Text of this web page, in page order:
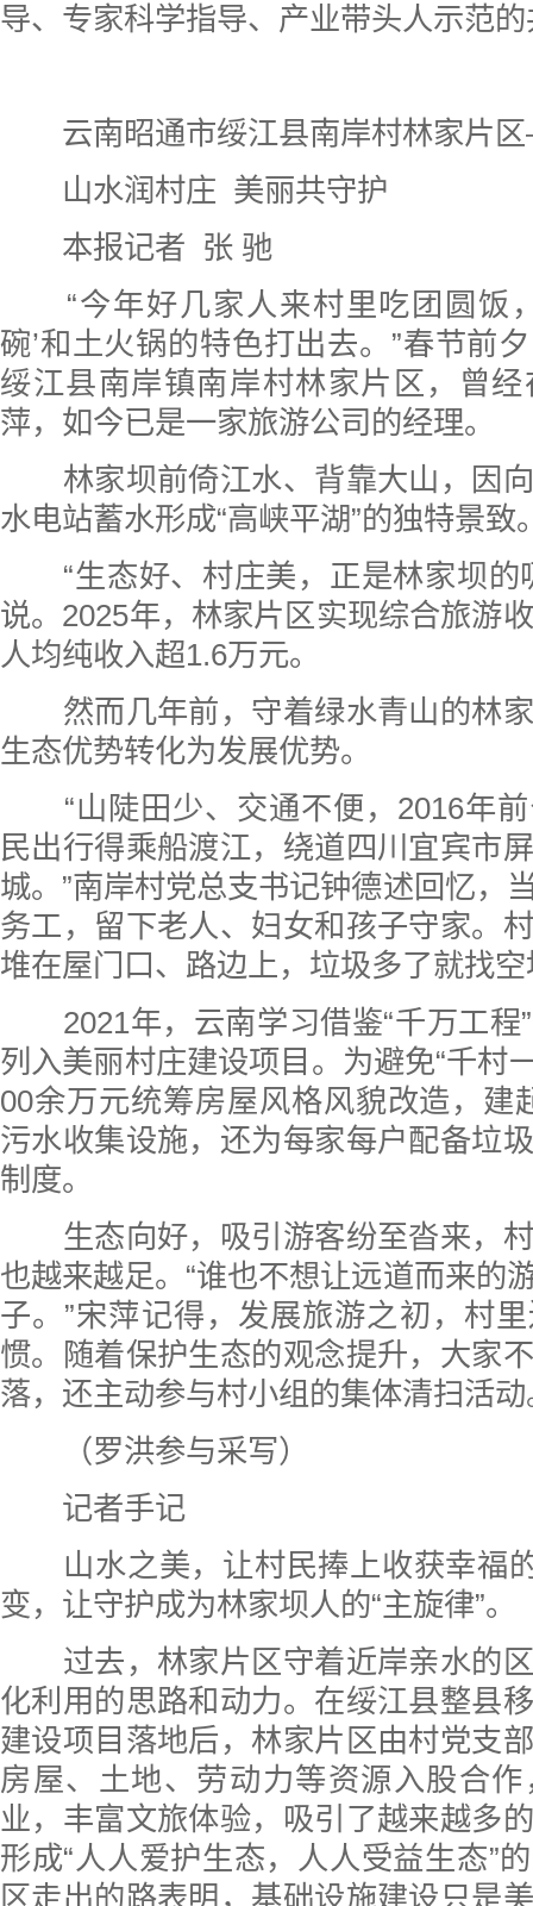
导、专家科学指导、产业带头人示范
云南昭通市绥江县南岸村林家片
山水润村庄 美丽共守护
本报记者 张 驰
“今年好几家人来村里吃团圆饭
碗’和土火锅的特色打出去。”春节前
绥江县南岸镇南岸村林家片区，曾
萍，如今已是一家旅游公司的经理。
林家坝前倚江水、背靠大山，因向
水电站蓄水形成“高峡平湖”的独特景致
“生态好、村庄美，正是林家坝的
说。2025年，林家片区实现综合旅游
人均纯收入超1.6万元。
然而几年前，守着绿水青山的林家
生态优势转化为发展优势。
“山陡田少、交通不便，2016年前
民出行得乘船渡江，绕道四川宜宾市
城。”南岸村党总支书记钟德述回忆，
务工，留下老人、妇女和孩子守家。
堆在屋门口、路边上，垃圾多了就找
2021年，云南学习借鉴“千万工程
列入美丽村庄建设项目。为避免“千村
00余万元统筹房屋风格风貌改造，建
污水收集设施，还为每家每户配备垃
制度。
生态向好，吸引游客纷至沓来，村
也越来越足。“谁也不想让远道而来的
子。”宋萍记得，发展旅游之初，村
惯。随着保护生态的观念提升，大家
落，还主动参与村小组的集体清扫活动
（罗洪参与采写）
记者手记
山水之美，让村民捧上收获幸福的
变，让守护成为林家坝人的“主旋律”。
过去，林家片区守着近岸亲水的区
化利用的思路和动力。在绥江县整县
建设项目落地后，林家片区由村党支
房屋、土地、劳动力等资源入股合
业，丰富文旅体验，吸引了越来越多
形成“人人爱护生态，人人受益生态”
区走出的路表明，基础设施建设只是